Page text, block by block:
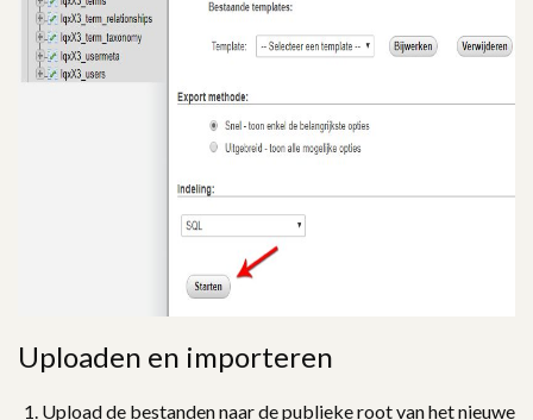
Uploaden en importeren
Upload de bestanden naar de publieke root van het nieuwe